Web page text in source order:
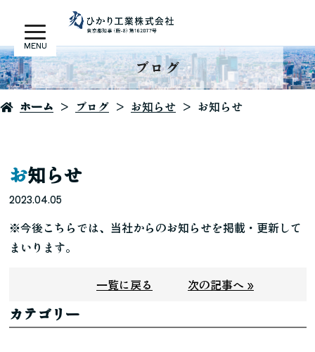
MENU
ブログ
ホーム ブログ お知らせ お知らせ
お知らせ
2023.04.05
※今後こちらでは、当社からのお知らせを掲載・更新して
まいります。
一覧に戻る 次の記事へ »
カテゴリー